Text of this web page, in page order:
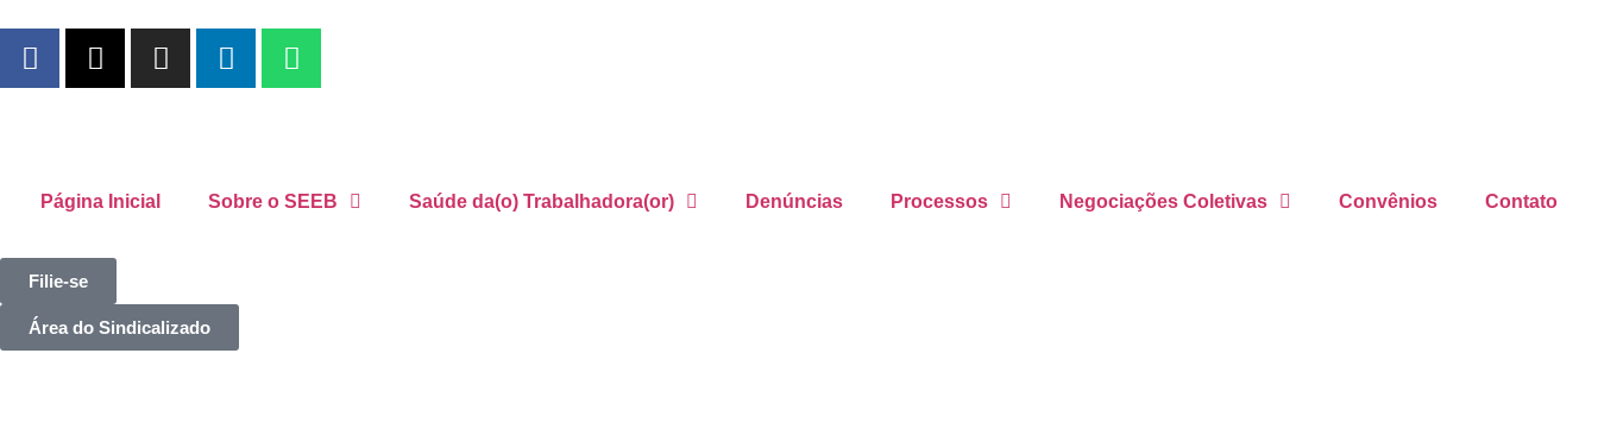
Página Inicial Sobre o SEEB Saúde da(o) Trabalhadora(or) Denúncias Processos Negociações Coletivas Convênios Contato
Filie-se
Área do Sindicalizado